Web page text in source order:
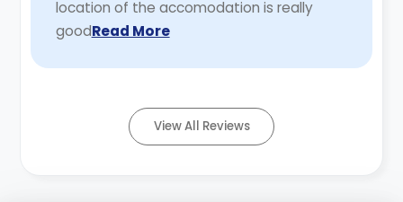
location of the accomodation is really
goodRead More
View All Reviews